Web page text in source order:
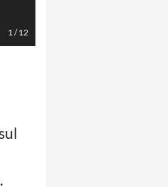
1/12